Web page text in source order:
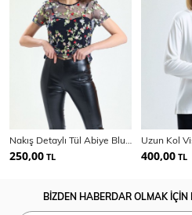
250,00 TL 400,00 TL
BİZDEN HABERDAR OLMAK İÇİN